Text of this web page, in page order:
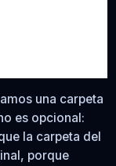
una carpeta
es opcional:
la carpeta del
porque